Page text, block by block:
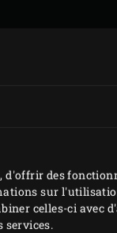
d'offrir des
sur
celles-ci avec
services.
à cœur en
de l’EGG.
5 minutes